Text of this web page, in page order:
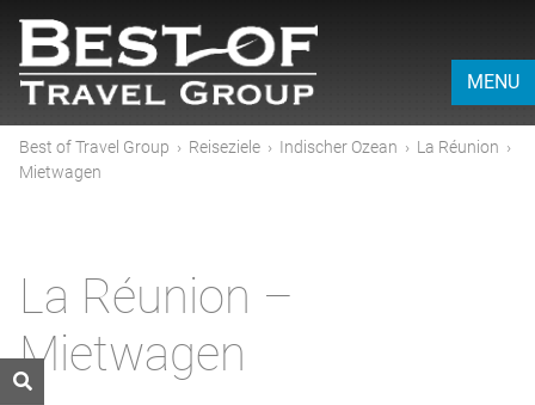
MENU
Best of Travel Group › Reiseziele › Indischer Ozean › La Réunion ›
Mietwagen
La Réunion –
Mietwagen